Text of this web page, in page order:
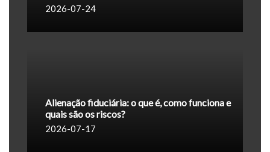
2026-07-24
Alienação fiduciária: o que é, como funciona e
quais são os riscos?
2026-07-17